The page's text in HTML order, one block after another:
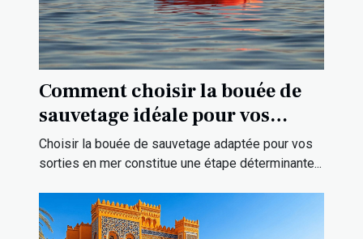
Comment choisir la bouée de
sauvetage idéale pour vos
sorties en mer ?
Choisir la bouée de sauvetage adaptée pour vos
sorties en mer constitue une étape déterminante...